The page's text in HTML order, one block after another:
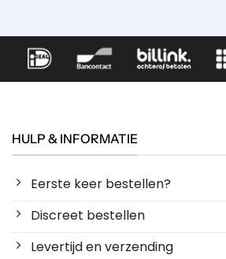
HULP & INFORMATIE
Eerste keer bestellen?
Discreet bestellen
Levertijd en verzending